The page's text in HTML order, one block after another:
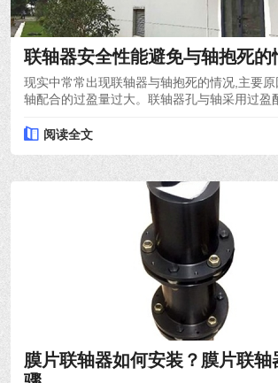
联轴器安全性能避免与轴抱死的
现实中常常出现联轴器与轴抱死的情况,主要
轴配合的过盈量过大。联轴器孔与轴采用过盈
阅读全文
膜片联轴器如何安装？膜片联轴